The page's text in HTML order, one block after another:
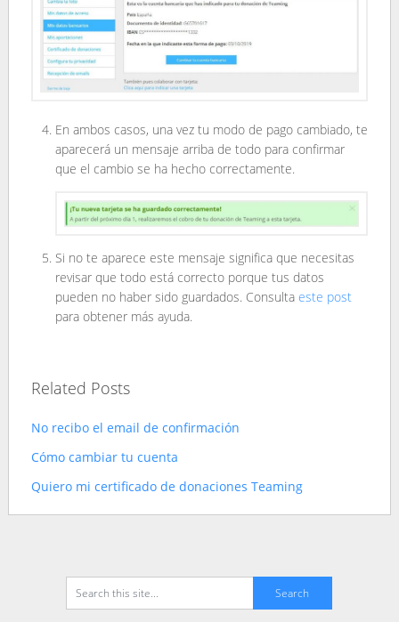
En ambos casos, una vez tu modo de pago cambiado, te
aparecerá un mensaje arriba de todo para confirmar
que el cambio se ha hecho correctamente.
Si no te aparece este mensaje significa que necesitas
revisar que todo está correcto porque tus datos
pueden no haber sido guardados. Consultaeste post
para obtener más ayuda.
Related Posts
No recibo el email de confirmación
Cómo cambiar tu cuenta
Quiero mi certificado de donaciones Teaming